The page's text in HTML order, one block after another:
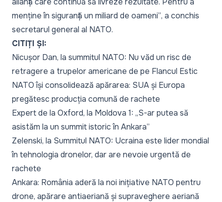
menține în siguranță un miliard de oameni”, a conchis
secretarul general al NATO.
CITIȚI ȘI:
Nicușor Dan, la summitul NATO: Nu văd un risc de
retragere a trupelor americane de pe Flancul Estic
NATO își consolidează apărarea: SUA și Europa
pregătesc producția comună de rachete
Expert de la Oxford, la Moldova 1: „S-ar putea să
asistăm la un summit istoric în Ankara”
Zelenski, la Summitul NATO: Ucraina este lider mondial
în tehnologia dronelor, dar are nevoie urgentă de
rachete
Ankara: România aderă la noi inițiative NATO pentru
drone, apărare antiaeriană și supraveghere aeriană